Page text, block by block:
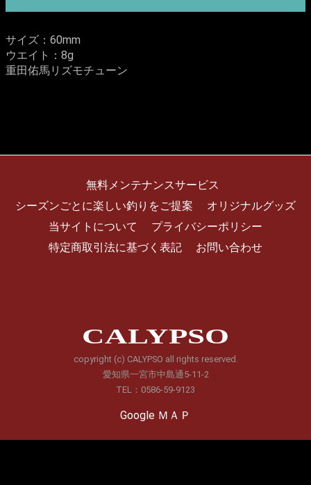
サイズ：60mm
ウエイト：8g
重田佑馬リズモチューン
無料メンテナンスサービス
シーズンごとに楽しい釣りをご提案
オリジナルグッズ
当サイトについて
プライバシーポリシー
特定商取引法に基づく表記
お問い合わせ
CALYPSO
copyright (c) CALYPSO all rights reserved.
愛知県一宮市中島通5-11-2
TEL：0586-59-9123
Google ＭＡＰ